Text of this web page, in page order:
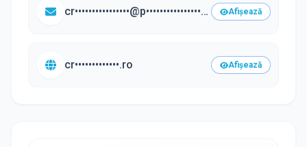
cr••••••••••••••••@p•••••••••••••••••.ro Afișează
cr•••••••••••••.ro Afișează